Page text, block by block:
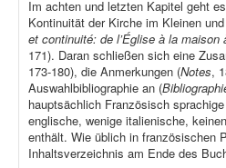
Im achten und letzten Kapitel geht
Kontinuität der Kirche im Kleinen
et continuité: de l’Église à la maison
171). Daran schließen sich eine
173-180), die Anmerkungen (Notes,
Auswahlbibliographie an (
hauptsächlich Französisch
englische, wenige italienische,
enthält. Wie üblich in französischen
Inhaltsverzeichnis am Ende des